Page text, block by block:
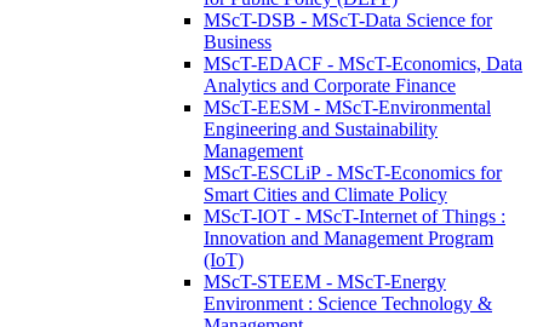
MScT-DSB - MScT-Data Science for
Business
MScT-EDACF - MScT-Economics, Data
Analytics and Corporate Finance
MScT-EESM - MScT-Environmental
Engineering and Sustainability
Management
MScT-ESCLiP - MScT-Economics for
Smart Cities and Climate Policy
MScT-IOT - MScT-Internet of Things :
Innovation and Management Program
(IoT)
MScT-STEEM - MScT-Energy
Environment : Science Technology &